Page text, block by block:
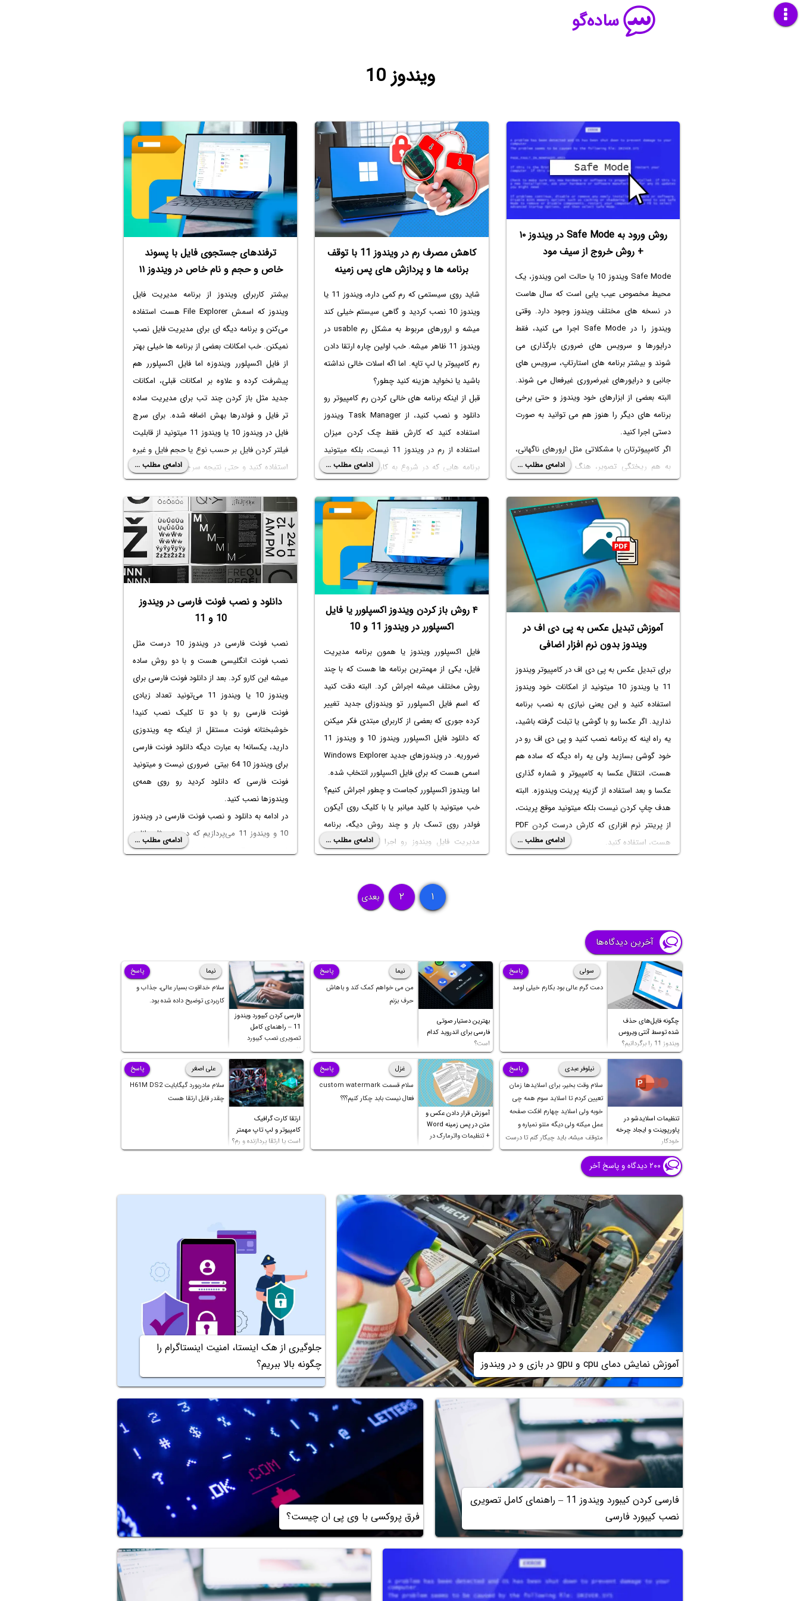
ساده‌گو
ویندوز 10
روش ورود به Safe Mode در ویندوز ۱۰
+ روش خروج از سیف مود
Safe Mode ویندوز 10 یا حالت امن ویندوز، یک
محیط مخصوص عیب یابی است که سال هاست
در نسخه های مختلف ویندوز وجود دارد. وقتی
ویندوز را در Safe Mode اجرا می کنید، فقط
درایورها و سرویس های ضروری بارگذاری می
شوند و بیشتر برنامه های استارتاپ، سرویس های
جانبی و درایورهای غیرضروری غیرفعال می شوند.
البته بعضی از ابزارهای خود ویندوز و حتی برخی
برنامه های دیگر را هنوز هم می توانید به صورت
دستی اجرا کنید.
اگر کامپیوترتان با مشکلاتی مثل ارورهای ناگهانی،
به هم ریختگی تصویر، هنگ کردن یا ایرادهای
سخت افزاری و نرم افزاری روبرو شده باشد، Safe
Mode ویندوز 10 یکی از بهترین ابزارها برای پیدا
کردن دلیل مشکل است. چون ویندوز را در یک
محیط ساده و بدون برنامه های اضافی اجرا می
کند، راحت تر می توانید تشخیص دهید که مشکل
از خود ویندوز است یا از یک درایور، برنامه یا
سخت افزار.
در ادامه یاد می گیرید چطور وارد Safe Mode
ویندوز 10 شوید و از این قابلیت برای عیب یابی و
رفع مشکلات سیستم استفاده کنید.
ادامه‌ی مطلب ...
کاهش مصرف رم در ویندوز 11 با توقف
برنامه ها و پردازش های پس زمینه
شاید روی سیستمی که رم کمی داره، ویندوز 11 یا
ویندوز 10 نصب کردید و گاهی سیستم خیلی کند
میشه و ارورهای مربوط به
مشکل رم usable در
ویندوز 11
ظاهر میشه. خب اولین چاره ارتقا دادن
رم کامپیوتر یا لپ تاپه. اما اگه اسلات خالی نداشته
باشید یا نخواید هزینه کنید چطور؟
قبل از اینکه برنامه های خالی کردن رم کامپیوتر رو
دانلود و نصب کنید، از Task Manager ویندوز
استفاده کنید که کارش فقط چک کردن میزان
استفاده از رم در ویندوز 11
نیست، بلکه میتونید
برنامه هایی که در شروع به کار ویندوز به صورت
خودکار باز میشن رو متوقف کنید. علاوه بر این
میتونید برنامه هایی که رم زیادی مصرف میکنن رو
شناسایی کنید و بعد تنظیمات این نوع برنامه ها رو
بررسی کنید که به صورت خودکار در پس زمینه باز
نشن و رم رو اشغال نکنن.
در ادامه این ۲ روش بهینه کردن مصرف رم تو
ویندوز رو به شکل تصویری توضیح میدیم. با
ساده‌گو همراه باشید.
ادامه‌ی مطلب ...
ترفندهای جستجوی فایل با پسوند
خاص و حجم و نام خاص در ویندوز ۱۱
بیشتر کاربرای ویندوز از برنامه مدیریت فایل
ویندوز که اسمش File Explorer هست استفاده
می‌کنن و برنامه دیگه ای برای مدیریت فایل نصب
نمیکنن. خب امکانات بعضی از برنامه ها خیلی بهتر
از فایل اکسپلورر ویندوزه اما فایل اکسپلورر هم
پیشرفت کرده و علاوه بر امکانات قبلی، امکانات
جدید مثل باز کردن چند تب برای مدیریت ساده
تر فایل و فولدرها بهش اضافه شده. برای سرچ
فایل در ویندوز 10 یا ویندوز 11 میتونید از قابلیت
فیلتر کردن فایل بر حسب نوع یا حجم فایل و غیره
استفاده کنید و حتی نتیجه سرچ رو برای استفاده
بعدی، ذخیره کنید!
موضوع این مقاله معرفی چند ترفند جالب و
کاربردی برای استفاده از برنامه مدیریت فایل
ویندوزه که شاید ازش اطلاعی نداشته باشید و در
عین حال براتون خیلی مفید باشه. با ساده‌گو همراه
باشید.
ادامه‌ی مطلب ...
آموزش تبدیل عکس به پی دی اف در
ویندوز بدون نرم افزار اضافی
برایتبدیل عکس به پی دی اف در کامپیوترویندوز
11 یا ویندوز 10 میتونید از امکانات خود ویندوز
استفاده کنید و این یعنی نیازی به نصب برنامه
ندارید. اگر عکسا رو با گوشی یا تبلت گرفته باشید،
یه راه اینه که برنامه نصب کنید و پی دی اف رو در
خود گوشی بسازید ولی یه راه دیگه که ساده هم
هست، انتقال عکسا به کامپیوتر و شماره گذاری
عکسا و بعد استفاده از گزینه پرینت ویندوزه. البته
هدف چاپ کردن نیست بلکه میتونید موقع پرینت،
از پرینتر نرم افزاری که کارش درست کردن PDF
هست، استفاده کنید.
در ادامه مطلب روش تبدیل عکس به پی دی اف
ادامه‌ی مطلب ...
۴ روش باز کردن ویندوز اکسپلورر یا فایل
اکسپلورر در ویندوز 11 و 10
فایل اکسپلورر ویندوز یا همون برنامه مدیریت
فایل، یکی از مهمترین برنامه ها هست که با چند
روش مختلف میشه اجراش کرد. البته دقت کنید
که اسم فایل اکسپلورر تو ویندوزای جدید تغییر
کرده جوری که بعضی از کاربرای مبتدی فکر میکنن
که دانلود فایل اکسپلورر ویندوز 10
و ویندوز 11
ضروریه. در ویندوزهای جدید Windows Explorer
اسمی هست که برای فایل اکسپلورر انتخاب شده.
اما ویندوز اکسپلورر کجاستو چطور اجراش کنیم؟
خب میتونید با کلید میانبر یا با کلیک روی آیکون
فولدر روی تسک بار و چند روش دیگه، برنامه
مدیریت فایل ویندوز رو اجرا کنید. برایبستن
ویندوز اکسپلوررو ریستارت کردن اون هم میشه از
کردن ویندوز اکسپلورر رو توضیح میدیم.
ادامه‌ی مطلب ...
دانلود و نصب فونت فارسی در ویندوز
10 و 11
نصب فونت فارسی در ویندوز 10
درست مثل
نصب فونت انگلیسی هست و با دو روش ساده
میشه این کارو کرد. بعد از دانلود فونت فارسی برای
ویندوز 10
یا ویندوز 11 می‌تونید تعداد زیادی
فونت فارسی رو با دو تا کلیک نصب کنید!
خوشبختانه فونت مستقل از اینکه چه ویندوزی
دارید، یکسانه! به عبارت دیگهدانلود فونت فارسی
برای ویندوز 10 64 بیتی
ضروری نیست و میتونید
فونت فارسی که دانلود کردید رو روی همه‌ی
ویندوزها نصب کنید.
در ادامه بهدانلود و نصب فونت فارسی در ویندوز
10 و ویندوز 11 می‌پردازیم که درست مثل
دانلود
و ویندوزهای قبلی هست و صرفاً
ادامه‌ی مطلب ...
۱ ۲ بعدی
آخرین دیدگاه‌ها
چگونه فایل‌های حذف
شده توسط آنتی ویروس
ویندوز 11 را برگردانیم؟
سولی
دمت گرم عالی بود بکارم خیلی اومد
پاسخ
بهترین دستیار صوتی
فارسی برای اندروید کدام
است؟
نیما
من می خواهم کمک کند و باهاش
حرف بزنم
پاسخ
فارسی کردن کیبورد ویندوز
11 – راهنمای کامل
تصویری نصب کیبورد
فارسی
نیما
سلام خداقوت بسیار عالی، جذاب و
کاربردی توضیح داده شده بود.
پاسخ
تنظیمات اسلایدشو در
پاورپوینت و ایجاد چرخه
خودکار
نیلوفر عبدی
سلام وقت بخیر، برای اسلایدها زمان
تعیین کردم تا اسلاید سوم همه چی
خوبه ولی اسلاید چهارم افکت صفحه
عمل میکنه ولی دیگه متنو نمیاره و
متوقف میشه، باید چیکار کنم تا درست
بشه؟ تایم صفحات قبل تا شش ثانیه
هست و اسلاید چهارم نزدیک چهار
دقیقه هست
پاسخ
آموزش قرار دادن عکس و
متن در پس زمینه Word
+ تنظیمات واترمارک در
ورد
غزل
سلام قسمت custom watermark
فعال نیست بابد چکار کنیم؟؟؟
پاسخ
ارتقا کارت گرافیک
کامپیوتر و لپ تاپ مهمتر
است یا ارتقا پردازنده و رم؟
علی اصغر
سلام مادربورد گیگابایت H61M DS2
چقدر قابل ارتقا هست
پاسخ
۲۰۰ دیدگاه و پاسخ آخر
آموزش نمایش دمای cpu و gpu در بازی و در ویندوز
جلوگیری از هک اینستا، امنیت اینستاگرام را
چگونه بالا ببریم؟
فارسی کردن کیبورد ویندوز 11 – راهنمای کامل تصویری
نصب کیبورد فارسی
فرق پروکسی با وی پی ان چیست؟